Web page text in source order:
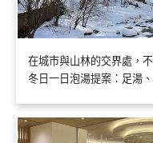
在城市與山林的交界處，
冬日一日泡湯提案：足湯